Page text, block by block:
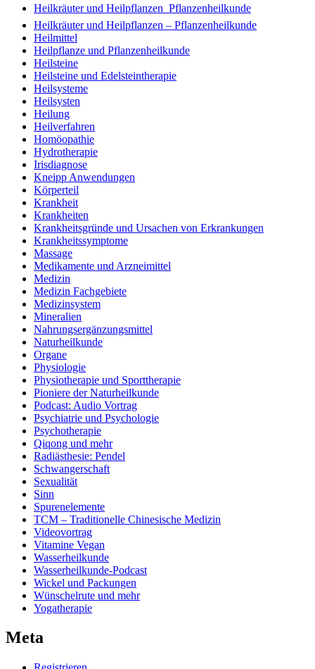
Heilkräuter und Heilpflanzen  Pflanzenheilkunde
Heilkräuter und Heilpflanzen – Pflanzenheilkunde
Heilmittel
Heilpflanze und Pflanzenheilkunde
Heilsteine
Heilsteine und Edelsteintherapie
Heilsysteme
Heilsysten
Heilung
Heilverfahren
Homöopathie
Hydrotherapie
Irisdiagnose
Kneipp Anwendungen
Körperteil
Krankheit
Krankheiten
Krankheitsgründe und Ursachen von Erkrankungen
Krankheitssymptome
Massage
Medikamente und Arzneimittel
Medizin
Medizin Fachgebiete
Medizinsystem
Mineralien
Nahrungsergänzungsmittel
Naturheilkunde
Organe
Physiologie
Physiotherapie und Sporttherapie
Pioniere der Naturheilkunde
Podcast: Audio Vortrag
Psychiatrie und Psychologie
Psychotherapie
Qiqong und mehr
Radiästhesie: Pendel
Schwangerschaft
Sexualität
Sinn
Spurenelemente
TCM – Traditionelle Chinesische Medizin
Videovortrag
Vitamine Vegan
Wasserheilkunde
Wasserheilkunde-Podcast
Wickel und Packungen
Wünschelrute und mehr
Yogatherapie
Meta